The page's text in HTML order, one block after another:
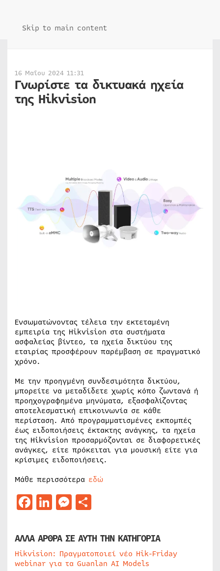
Skip to main content
16 Μαΐου 2024 11:31
Γνωρίστε τα δικτυακά ηχεία
της Hikvision
Ενσωματώνοντας τέλεια την εκτεταμένη
εμπειρία της Hikvision στα συστήματα
ασφαλείας βίντεο, τα ηχεία δικτύου της
εταιρίας προσφέρουν παρέμβαση σε πραγματικό
χρόνο.
Με την προηγμένη συνδεσιμότητα δικτύου,
μπορείτε να μεταδίδετε χωρίς κόπο ζωντανά ή
προηχογραφημένα μηνύματα, εξασφαλίζοντας
αποτελεσματική επικοινωνία σε κάθε
περίσταση. Από προγραμματισμένες εκπομπές
έως ειδοποιήσεις έκτακτης ανάγκης, τα ηχεία
της Hikvision προσαρμόζονται σε διαφορετικές
ανάγκες, είτε πρόκειται για μουσική είτε για
κρίσιμες ειδοποιήσεις.
Μάθε περισσότερα εδώ
Facebook
LinkedIn
Messenger
ΑΛΛΑ ΑΡΘΡΑ ΣΕ ΑΥΤΗ ΤΗΝ ΚΑΤΗΓΟΡΙΑ
Hikvision: Πραγματοποιεί νέο Hik-Friday
webinar για τα Guanlan AI Models